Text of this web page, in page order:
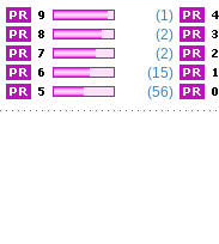
(1)
(2)
(2)
(15)
(56)